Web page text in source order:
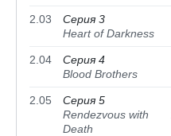
2.03
Серия 3
Heart of Darkness
2.04
Серия 4
Blood Brothers
2.05
Серия 5
Rendezvous with
Death